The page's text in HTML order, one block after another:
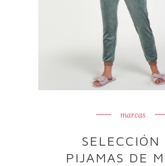
marcas
SELECCIÓN
PIJAMAS DE